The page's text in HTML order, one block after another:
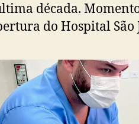
década.
do Hospital São